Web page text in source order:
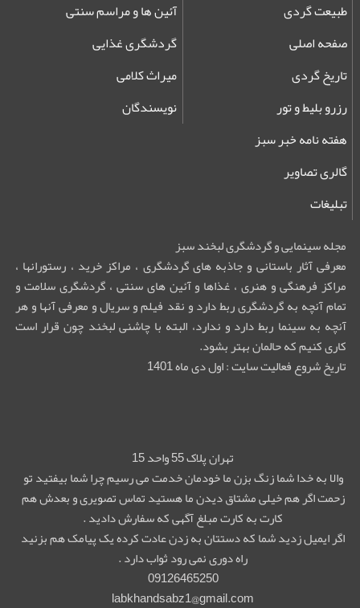
طبیعت گردی
صفحه اصلی
تاریخ گردی
آئین ها و مراسم سنتی
گردشگری غذایی
میراث کلامی
رزرو بلیط و تور
هفته نامه خبر سبز
گالری تصاویر
تبلیغات
نویسندگان
مجله سینمایی و گردشگری لبخند سبز
معرفی آثار باستانی و جاذبه های گردشگری ، مراکز خرید ، رستورانها ،
مراکز فرهنگی و هنری ، غذاها و آئین های سنتی ، گردشگری سلامت و
تمام آنچه به گردشگری ربط دارد و نقد فیلم و سریال و معرفی آنها و هر
آنچه به سینما ربط دارد و ندارد، البته با چاشنی لبخند چون قرار است
کاری کنیم که حالمان بهتر بشود.
تاریخ شروع فعالیت سایت : اول دی ماه 1401
تهران پلاک 55 واحد 15
والا به خدا شما زنگ بزن ما خودمان خدمت می رسیم چرا شما بیفتید تو
زحمت اگر هم خیلی مشتاق دیدن ما هستید تماس تصویری و بعدش هم
کارت به کارت مبلغ آگهی که سفارش دادید .
اگر ایمیل زدید شما که دستتان به زدن عادت کرده یک پیامک هم بزنید
راه دوری نمی رود ثواب دارد .
09126465250
labkhandsabz1@gmail.com